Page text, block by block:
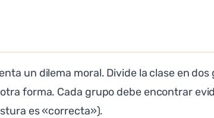
un dilema moral. Divide la clase en
forma. Cada grupo debe encontrar
es «correcta»).